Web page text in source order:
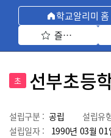
학교알리미 홈
즐겨찾기 선택
초 선부초등
설립구분 : 공립 설립유
설립일자 :
1990년 03월 01